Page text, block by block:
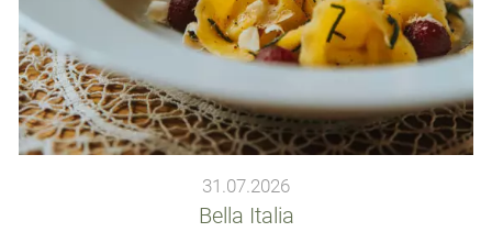
31.07.2026
Bella Italia